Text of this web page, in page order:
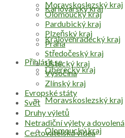
Přihlásit se
Karlovarský kraj
Královéhradecký kraj
Liberecký kraj
Moravskoslezský kraj
Olomoucký kraj
Moravskoslezský kraj
Olomoucký kraj
Pardubický kraj
Plzeňský kraj
Praha
Středočeský kraj
Ústecký kraj
Vysočina
Zlínský kraj
Evropské státy
Svět
Druhy výletů
Netradiční výlety a dovolená
Cestovatelská videa